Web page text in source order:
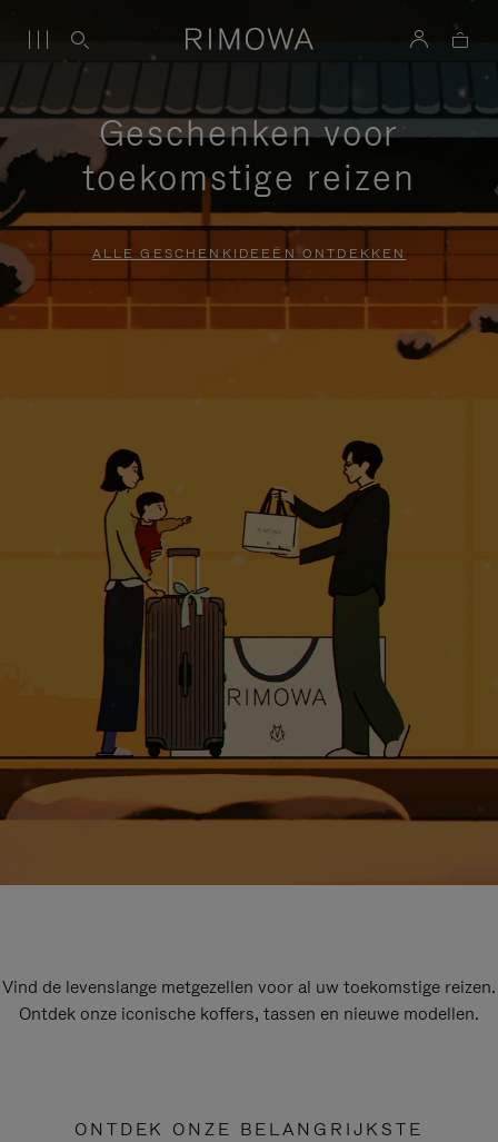
Geschenken voor
toekomstige reizen
ALLE GESCHENKIDEEËN ONTDEKKEN
Vind de levenslange metgezellen voor al uw toekomstige reizen.
Ontdek onze iconische koffers, tassen en nieuwe modellen.
ONTDEK ONZE BELANGRIJKSTE